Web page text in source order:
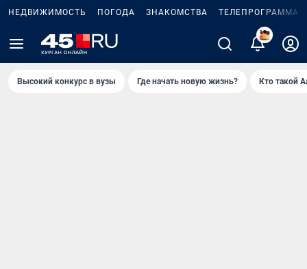
НЕДВИЖИМОСТЬ ПОГОДА ЗНАКОМСТВА ТЕЛЕПРОГРАММА
Высокий конкурс в вузы Где начать новую жизнь? Кто такой